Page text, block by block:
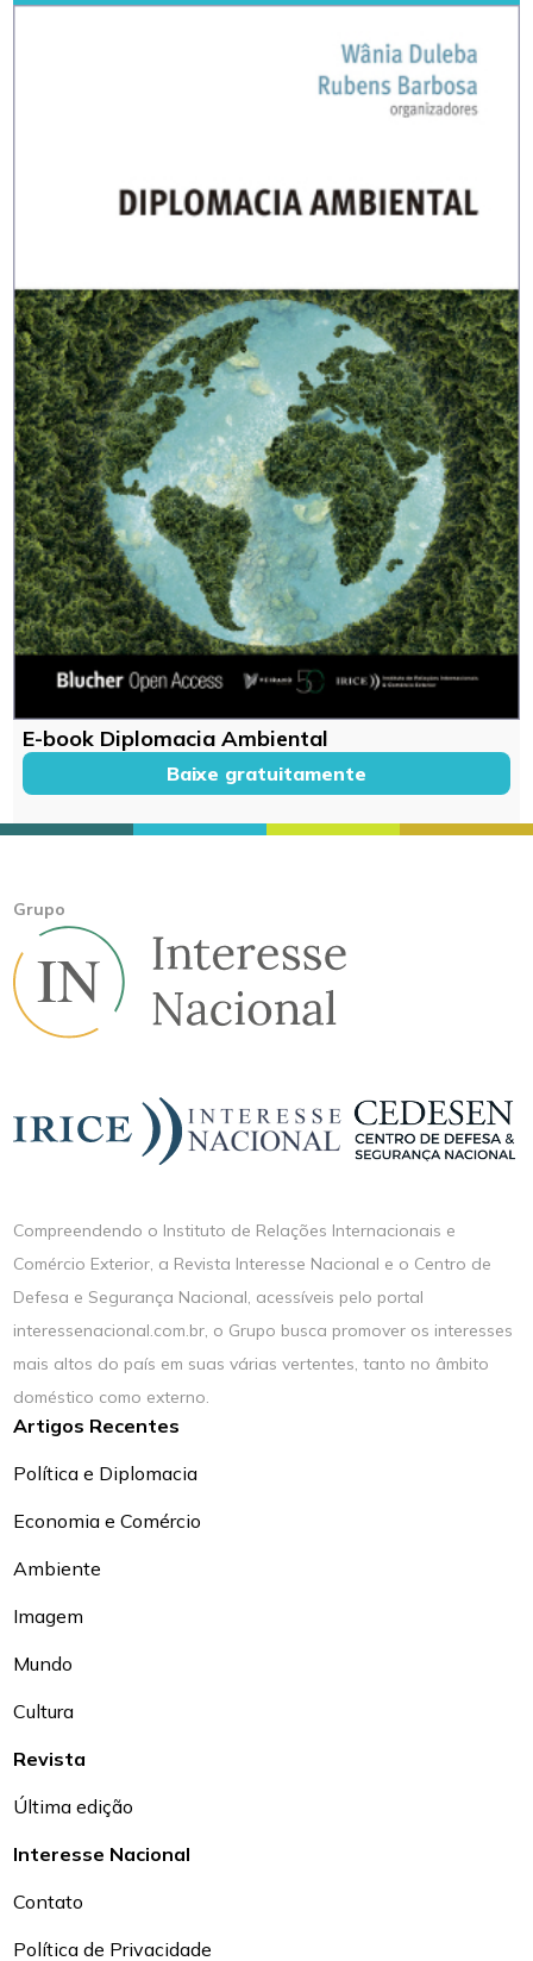
E-book Diplomacia Ambiental
Baixe gratuitamente
Grupo
Compreendendo o Instituto de Relações Internacionais e
Comércio Exterior, a Revista Interesse Nacional e o Centro de
Defesa e Segurança Nacional, acessíveis pelo portal
interessenacional.com.br, o Grupo busca promover os interesses
mais altos do país em suas várias vertentes, tanto no âmbito
doméstico como externo.
Artigos Recentes
Política e Diplomacia
Economia e Comércio
Ambiente
Imagem
Mundo
Cultura
Revista
Última edição
Interesse Nacional
Contato
Política de Privacidade